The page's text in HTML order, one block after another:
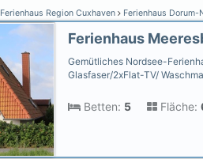
Ferienhaus Region Cuxhaven Ferienhaus Dorum-
Ferienhaus
Gemütliches Nordsee-
Glasfaser/2xFlat-TV/
Betten: 5 Fläche: